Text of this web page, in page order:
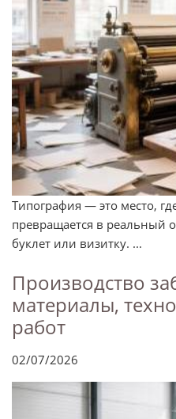
Типография — это место,
превращается в реальный
буклет или визитку. ...
Производство
материалы,
работ
02/07/2026